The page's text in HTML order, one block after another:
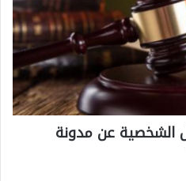
الشخصية عن مدونة